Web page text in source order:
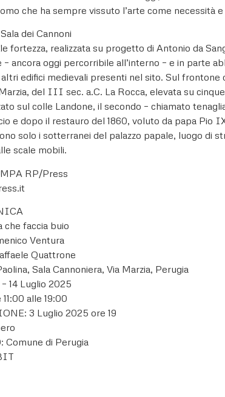
che ha sempre vissuto l’arte come
dei Cannoni
fortezza, realizzata su progetto di Antonio da
ancora oggi percorribile all’interno – e in parte
edifici medievali presenti nel sito. Sul
del III sec. a.C. La Rocca, elevata su
sul colle Landone, il secondo – chiamato
e dopo il restauro del 1860, voluto da papa Pio
solo i sotterranei del palazzo papale, luogo di
scale mobili.
RP/Press
che faccia buio
Ventura
Quattrone
Sala Cannoniera, Via Marzia, Perugia
14 Luglio 2025
alle 19:00
3 Luglio 2025 ore 19
di Perugia